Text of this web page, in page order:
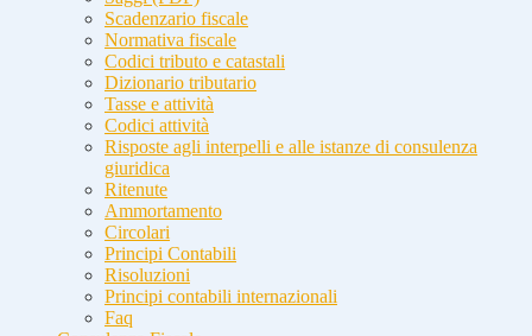
Scadenzario fiscale
Normativa fiscale
Codici tributo e catastali
Dizionario tributario
Tasse e attività
Codici attività
Risposte agli interpelli e alle istanze di consulenza
giuridica
Ritenute
Ammortamento
Circolari
Principi Contabili
Risoluzioni
Principi contabili internazionali
Faq